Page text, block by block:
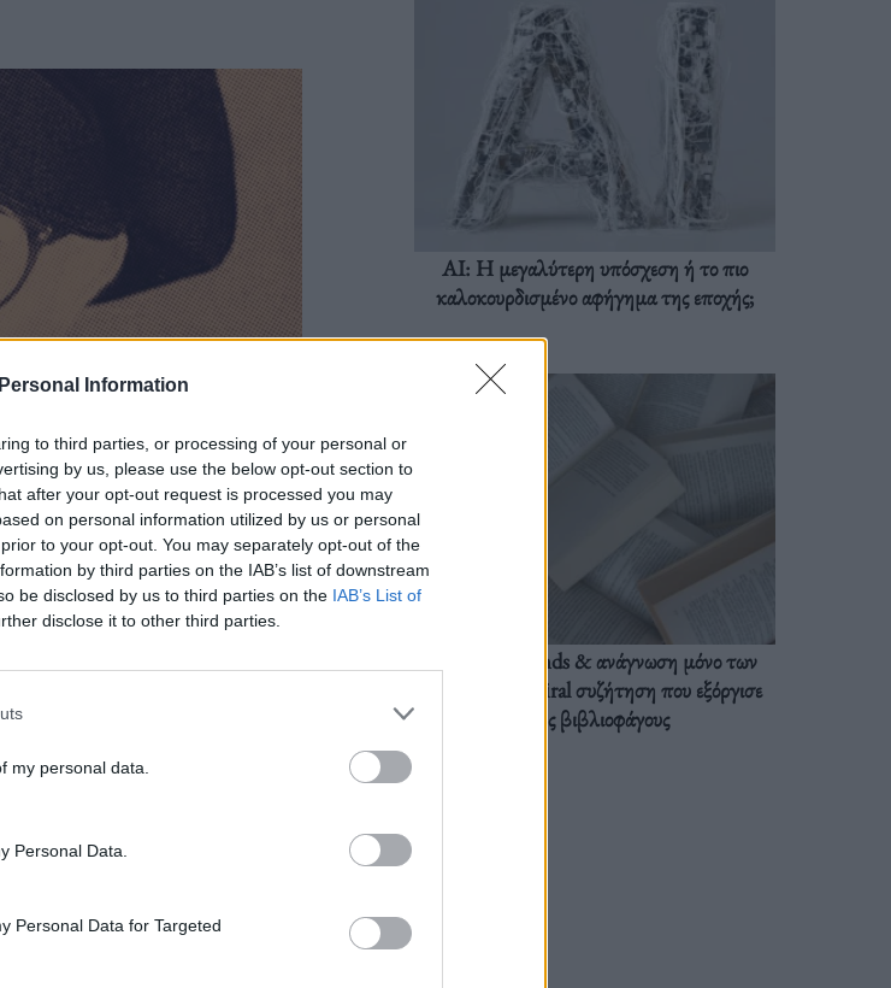
Information
to third parties, or processing of your personal or
by us, please use the below opt-out section to
after your opt-out request is processed you may
on personal information utilized by us or personal
to your opt-out. You may separately opt-out of the
by third parties on the IAB’s list of downstream
be disclosed by us to third parties on the IAB’s List of
disclose it to other third parties.
my personal data.
Personal Data.
Personal Data for Targeted
τραγουδήσει η Ελένη
Πέτα και άλλοι.
AI: Η μεγαλύτερη υπόσχεση ή το πιο
καλοκουρδισμένο αφήγημα της εποχής;
BookTok trends & ανάγνωση μόνο των
διαλόγων: Η viral συζήτηση που εξόργισε
τους βιβλιοφάγους